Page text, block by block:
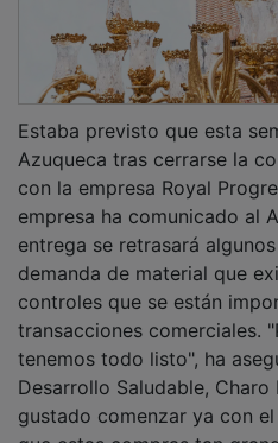
Azuqueca tras cerrarse la
con la empresa Royal
empresa ha comunicado al
entrega se retrasará
demanda de material que
controles que se están
transacciones comerciales.
tenemos todo listo", ha
Desarrollo Saludable,
gustado comenzar ya con
que estas compras tan